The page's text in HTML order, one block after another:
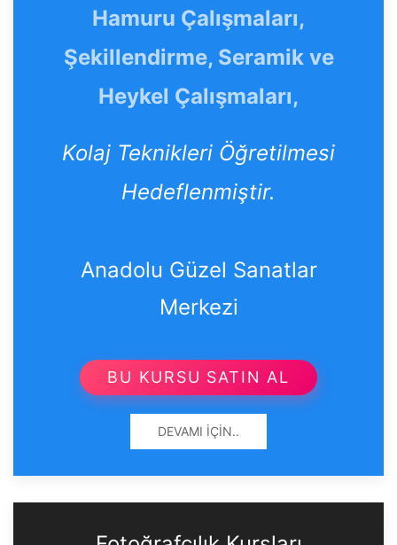
Hamuru Çalışmaları,
Şekillendirme, Seramik ve
Heykel Çalışmaları,
Kolaj Teknikleri Öğretilmesi
Hedeflenmiştir.
Anadolu Güzel Sanatlar
Merkezi
BU KURSU SATIN AL
DEVAMI İÇIN..